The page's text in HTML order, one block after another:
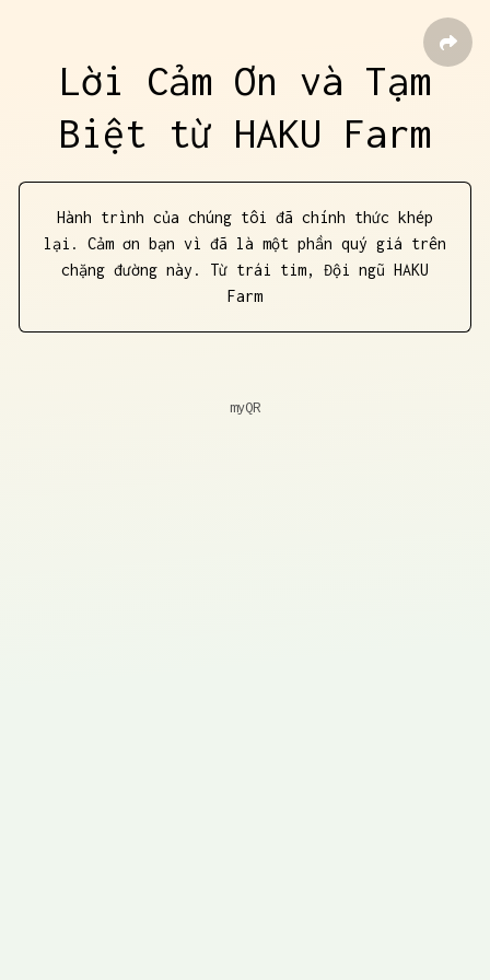
Lời Cảm Ơn và Tạm
Biệt từ HAKU Farm
Hành trình của chúng tôi đã chính thức khép
lại. Cảm ơn bạn vì đã là một phần quý giá trên
chặng đường này. Từ trái tim, Đội ngũ HAKU
Farm
myQR